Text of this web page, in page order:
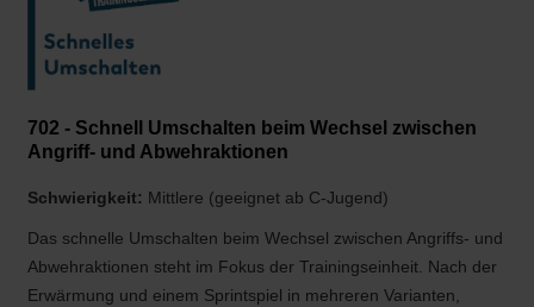
702 - Schnell Umschalten beim Wechsel zwischen
Angriff- und Abwehraktionen
Schwierigkeit: Mittlere (geeignet ab C-Jugend)
Das schnelle Umschalten beim Wechsel zwischen Angriffs- und
Abwehraktionen steht im Fokus der Trainingseinheit. Nach der
Erwärmung und einem Sprintspiel in mehreren Varianten,